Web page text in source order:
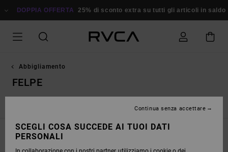
ALLA
25% di sconto extra su tutti gli articoli in saldo Risparmia
Abbigliamento
FELPE
FILTRA E ORDINA
SCEGLI COSA SUCCEDE AI TUOI DATI
PERSONALI
Continua senza accettare